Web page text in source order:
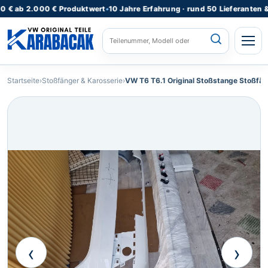
2.000 € Produktwert•10 Jahre Erfahrung · rund 50 Lieferanten & Lager
STARTSEITE
ALLE PRODUKTE
KATEGORIEN⌄
REPARATURSERVICE
TEILEANFRAGE
RATGEBER
KONTAKT
Startseite›Stoßfänger & Karosserie›VW T6 T6.1 Original Stoßstange
‹ ›